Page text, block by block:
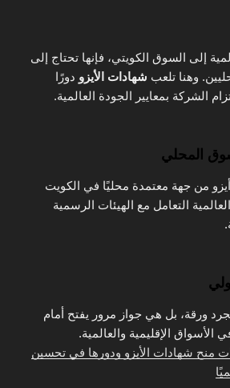
إلى السوق الكويتي، فإنها تحتاج إلى
وهنا تلعب شهادات الأيزو دورًا
الشركة بمعايير الجودة العالمية.
المحلي
من جهة معتمدة محليًا في الكويت
التعامل مع الهيئات الرسمية
ورقة، بل هي جواز مرور يفتح أمام
الإقليمية والعالمية.
منح شهادات الأيزو ودورها في تحسين